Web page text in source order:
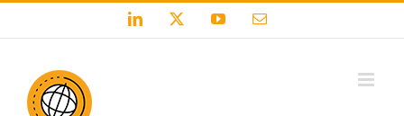
LinkedIn YouTubeEmail